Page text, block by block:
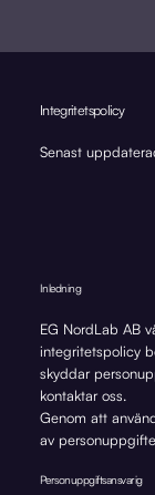
Integritetspolicy
Senast
Inledning
EG NordLab AB
integritetspolicy
skyddar
kontaktar oss.
Genom att
av
Personuppgiftsansvarig